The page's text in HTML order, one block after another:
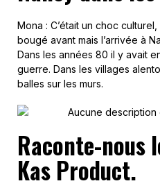
Mona : C’était un choc culturel,
bougé avant mais l’arrivée à
Dans les années 80 il y avait
guerre. Dans les villages
balles sur les murs.
Raconte-nous
Kas Product.